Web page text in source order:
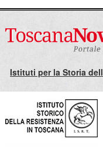
Istituti per la Storia